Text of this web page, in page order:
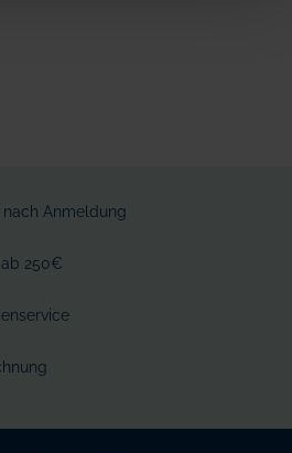
nach Anmeldung
250€